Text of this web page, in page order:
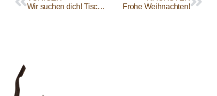
Wir suchen dich! Tischlerinnen und Tischler gesucht!
Frohe Weihnachten!